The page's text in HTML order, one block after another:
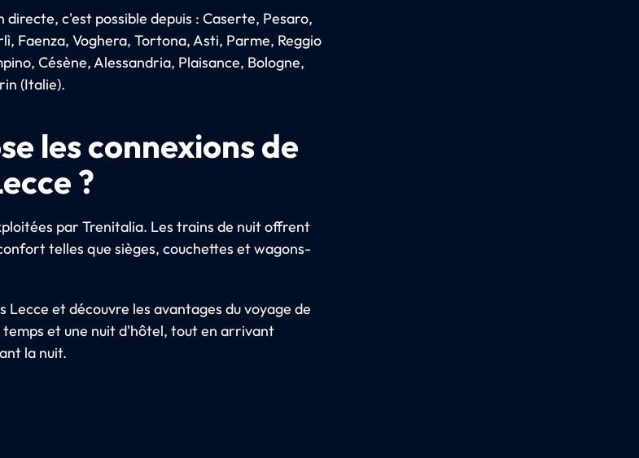
directe, c'est possible depuis : Caserte, Pesaro,
Faenza, Voghera, Tortona, Asti, Parme, Reggio
Césène, Alessandria, Plaisance, Bologne,
(Italie).
les connexions de
?
par Trenitalia. Les trains de nuit offrent
telles que sièges, couchettes et wagons-
Lecce et découvre les avantages du voyage de
temps et une nuit d'hôtel, tout en arrivant
la nuit.